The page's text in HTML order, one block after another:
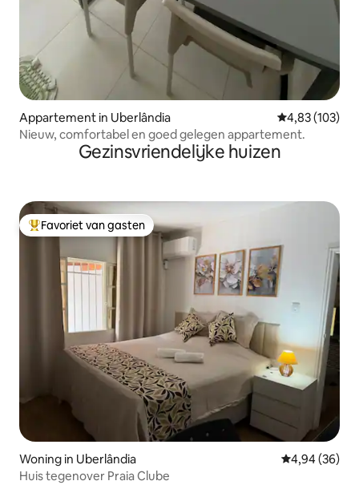
Appartement in Uberlândia Gemiddelde
4,83 (103)
Nieuw, comfortabel en goed gelegen appartement.
Gezinsvriendelijke huizen
Topfavoriet van gasten
Favoriet van gasten
Woning in Uberlândia Gemiddelde
4,94 (36)
Huis tegenover Praia Clube